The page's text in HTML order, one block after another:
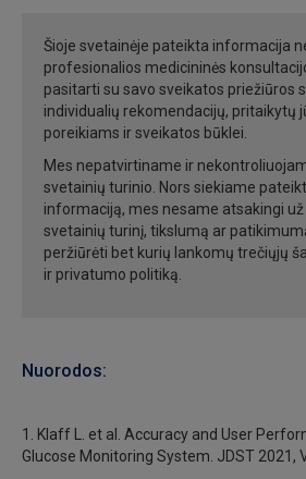
Šioje svetainėje pateikta informacija
profesionalios medicininės
pasitarti su savo sveikatos priežiūros
individualių rekomendacijų, pritaikytų
poreikiams ir sveikatos būklei.
Mes nepatvirtiname ir
svetainių turinio. Nors siekiame
informaciją, mes nesame atsakingi
svetainių turinį, tikslumą ar
peržiūrėti bet kurių lankomų trečiųjų
ir privatumo politiką.
Nuorodos:
1. Klaff L. et al. Accuracy and User
Glucose Monitoring System. JDST 2021,